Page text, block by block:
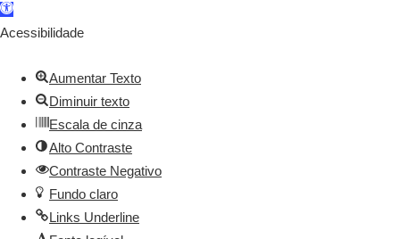
Barra
de
Aberta
Acessibilidade
Aumentar Texto
Diminuir texto
Escala de cinza
Alto Contraste
Contraste Negativo
Fundo claro
Links Underline